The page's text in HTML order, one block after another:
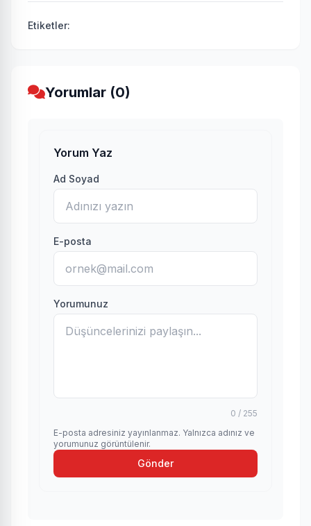
Etiketler:
Yorumlar (0)
Yorum Yaz
Ad Soyad
E-posta
Yorumunuz
0 / 255
E-posta adresiniz yayınlanmaz. Yalnızca adınız ve
yorumunuz görüntülenir.
Gönder